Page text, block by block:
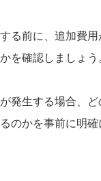
る前に、追加費
を確認しましょう
発生する場合、
のかを事前に明